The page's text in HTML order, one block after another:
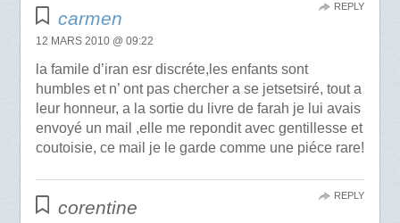
carmen
12 MARS 2010 @ 09:22
la famile d’iran esr discréte,les enfants sont
humbles et n’ ont pas chercher a se jetsetsiré, tout a
leur honneur, a la sortie du livre de farah je lui avais
envoyé un mail ,elle me repondit avec gentillesse et
coutoisie, ce mail je le garde comme une piéce rare!
REPLY
corentine
REPLY